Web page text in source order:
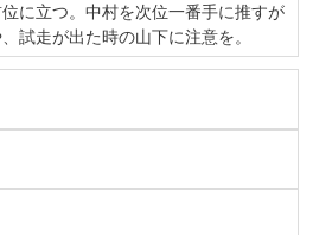
に立つ。中村を次位一番手に推すが
試走が出た時の山下に注意を。